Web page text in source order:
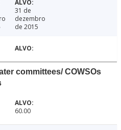
31 de
dezembro
de 2015
committees/ COWSOs
60.00